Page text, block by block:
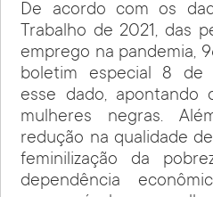
De acordo com os
Trabalho de 2021, das
emprego na pandemia,
boletim especial 8 de
esse dado, apontando
mulheres negras.
redução na qualidade
feminilização da
dependência